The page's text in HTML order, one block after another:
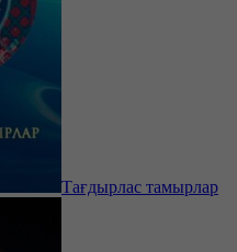
Тағдырлас тамырлар